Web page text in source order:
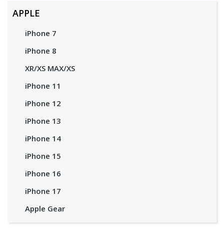
APPLE
iPhone 7
iPhone 8
XR/XS MAX/XS
iPhone 11
iPhone 12
iPhone 13
iPhone 14
iPhone 15
iPhone 16
iPhone 17
Apple Gear